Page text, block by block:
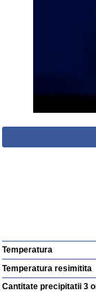
Temperatura
Temperatura resimitita
Cantitate precipitatii 3